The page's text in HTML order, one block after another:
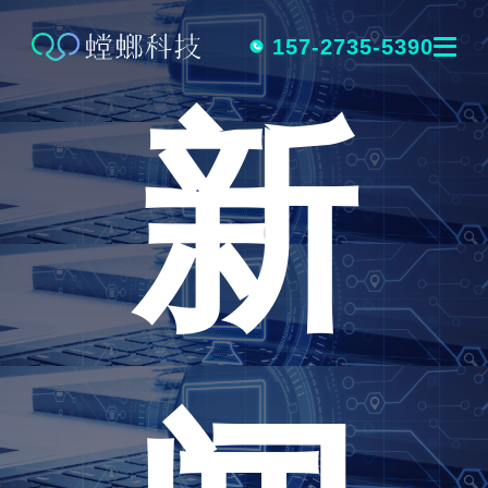
跳
内
容
157-2735-5390
新